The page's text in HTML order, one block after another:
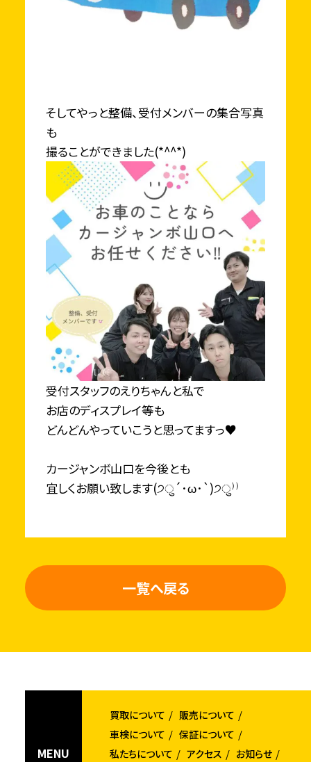
そしてやっと整備、受付メンバーの集合写真
も
撮ることができました(*^^*)
受付スタッフのえりちゃんと私で
お店のディスプレイ等も
どんどんやっていこうと思ってますっ♥
カージャンボ山口を今後とも
宜しくお願い致します(੭ु´･ω･`)੭ु⁾⁾
一覧へ戻る
MENU
買取について
販売について
車検について
保証について
私たちについて
アクセス お知らせ